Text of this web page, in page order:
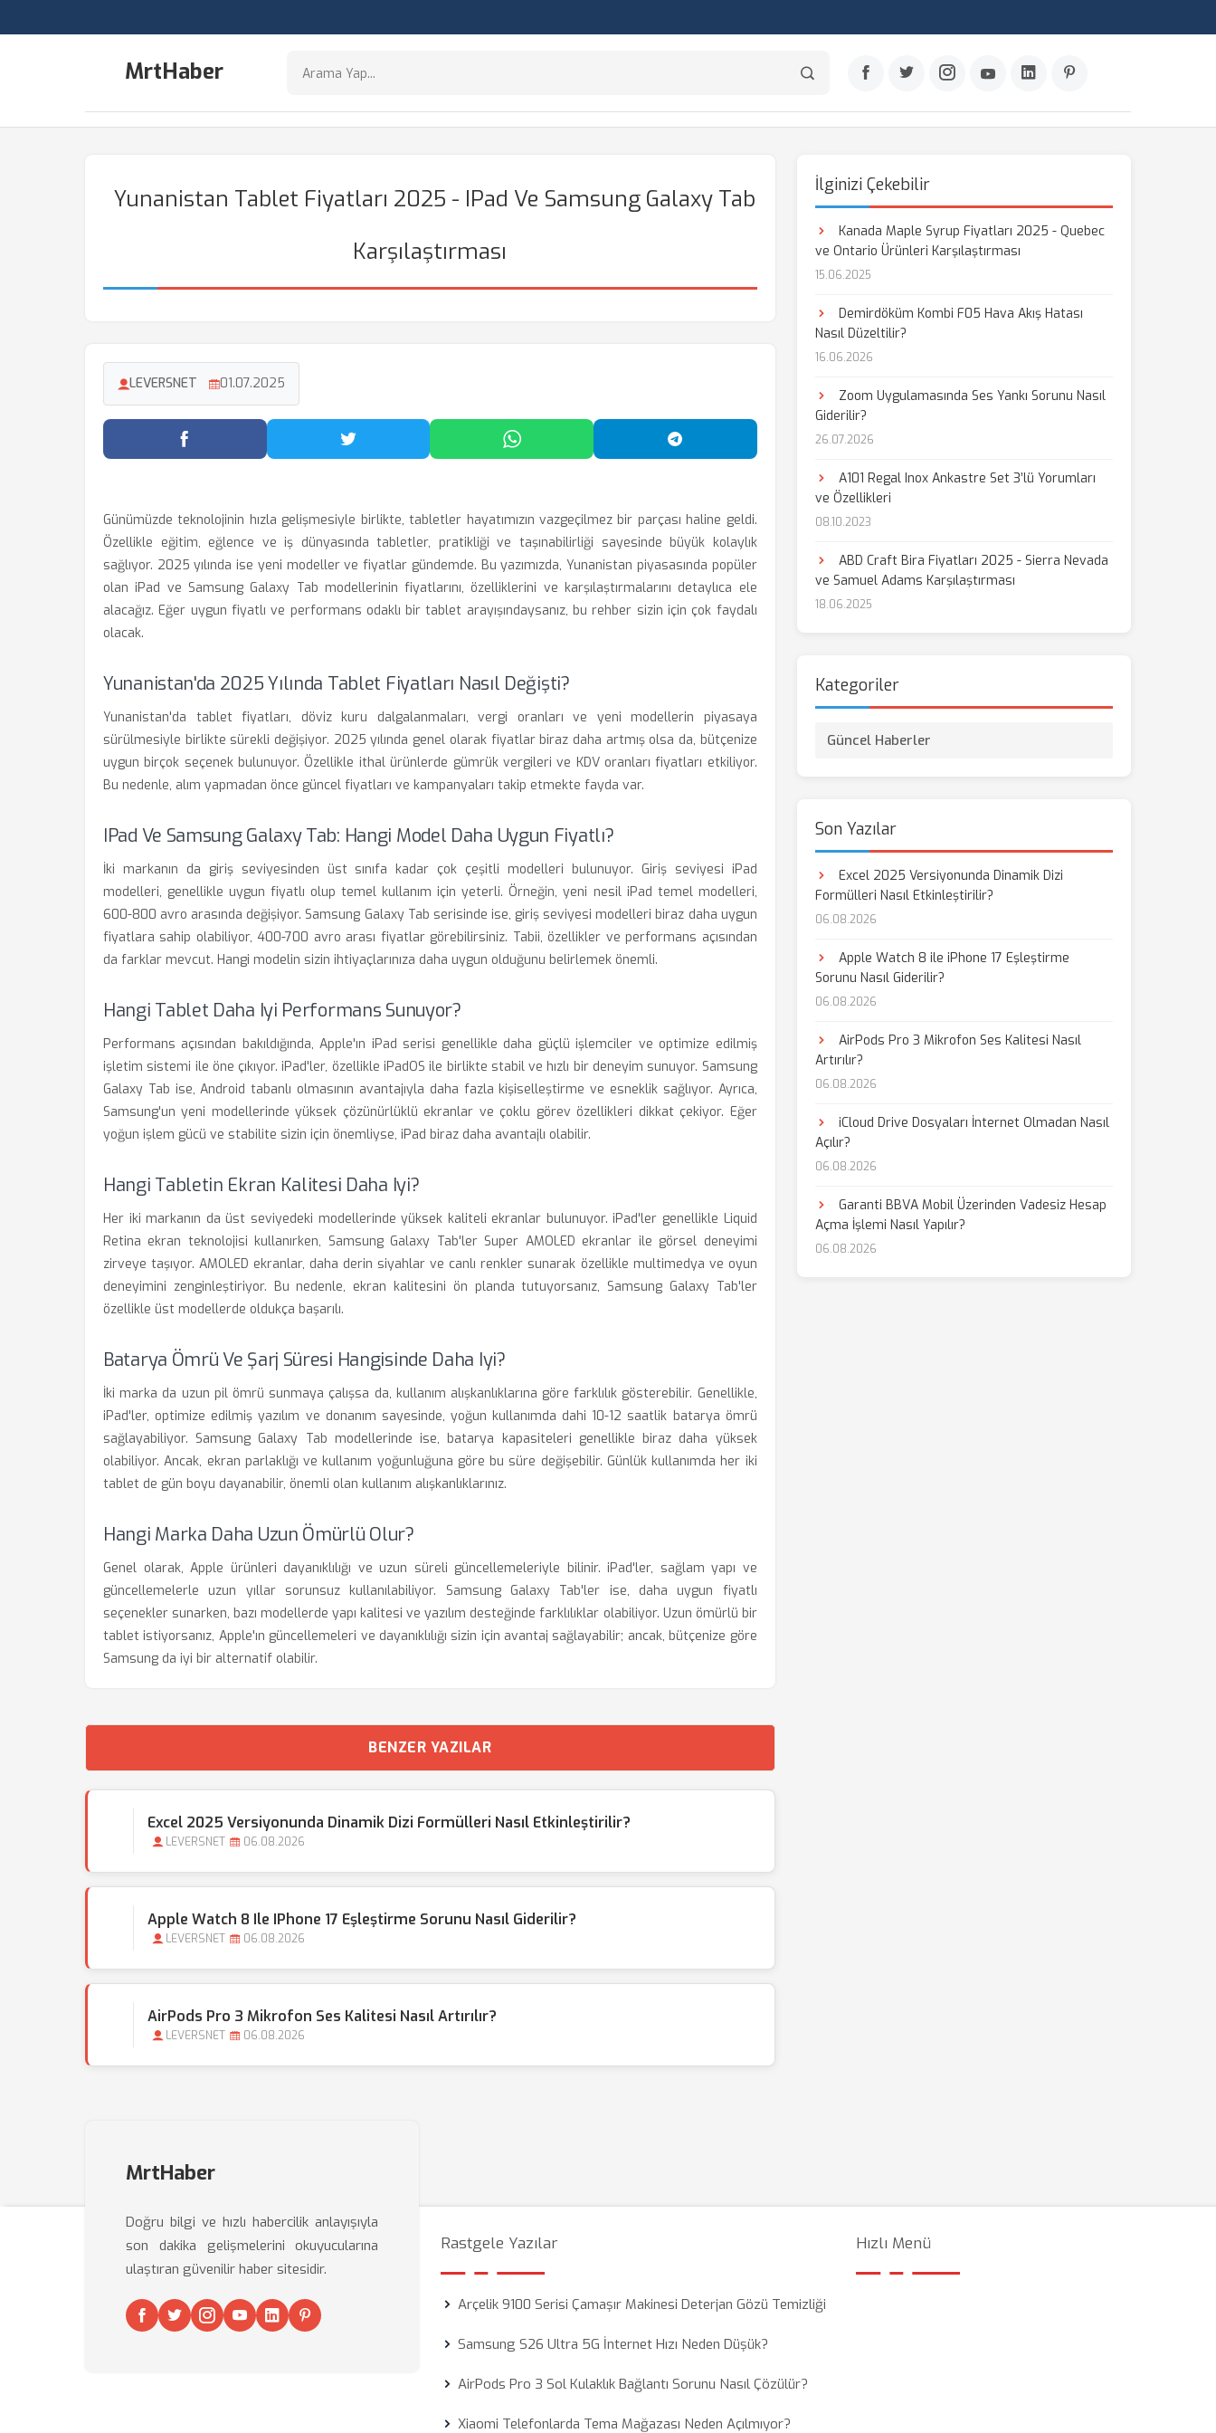
MrtHaber
Yunanistan Tablet Fiyatları 2025 - IPad Ve Samsung Galaxy Tab
Karşılaştırması
LEVERSNET 01.07.2025
Facebook'ta Paylaş Twitter'da Paylaş WhatsApp'ta Paylaş Telegram'da Paylaş
Günümüzde teknolojinin hızla gelişmesiyle birlikte, tabletler hayatımızın vazgeçilmez bir parçası haline geldi.
Özellikle eğitim, eğlence ve iş dünyasında tabletler, pratikliği ve taşınabilirliği sayesinde büyük kolaylık
sağlıyor. 2025 yılında ise yeni modeller ve fiyatlar gündemde. Bu yazımızda, Yunanistan piyasasında popüler
olan iPad ve Samsung Galaxy Tab modellerinin fiyatlarını, özelliklerini ve karşılaştırmalarını detaylıca ele
alacağız. Eğer uygun fiyatlı ve performans odaklı bir tablet arayışındaysanız, bu rehber sizin için çok faydalı
olacak.
Yunanistan'da 2025 Yılında Tablet Fiyatları Nasıl Değişti?
Yunanistan'da tablet fiyatları, döviz kuru dalgalanmaları, vergi oranları ve yeni modellerin piyasaya
sürülmesiyle birlikte sürekli değişiyor. 2025 yılında genel olarak fiyatlar biraz daha artmış olsa da, bütçenize
uygun birçok seçenek bulunuyor. Özellikle ithal ürünlerde gümrük vergileri ve KDV oranları fiyatları etkiliyor.
Bu nedenle, alım yapmadan önce güncel fiyatları ve kampanyaları takip etmekte fayda var.
IPad Ve Samsung Galaxy Tab: Hangi Model Daha Uygun Fiyatlı?
İki markanın da giriş seviyesinden üst sınıfa kadar çok çeşitli modelleri bulunuyor. Giriş seviyesi iPad
modelleri, genellikle uygun fiyatlı olup temel kullanım için yeterli. Örneğin, yeni nesil iPad temel modelleri,
600-800 avro arasında değişiyor. Samsung Galaxy Tab serisinde ise, giriş seviyesi modelleri biraz daha uygun
fiyatlara sahip olabiliyor, 400-700 avro arası fiyatlar görebilirsiniz. Tabii, özellikler ve performans açısından
da farklar mevcut. Hangi modelin sizin ihtiyaçlarınıza daha uygun olduğunu belirlemek önemli.
Hangi Tablet Daha Iyi Performans Sunuyor?
Performans açısından bakıldığında, Apple'ın iPad serisi genellikle daha güçlü işlemciler ve optimize edilmiş
işletim sistemi ile öne çıkıyor. iPad'ler, özellikle iPadOS ile birlikte stabil ve hızlı bir deneyim sunuyor. Samsung
Galaxy Tab ise, Android tabanlı olmasının avantajıyla daha fazla kişiselleştirme ve esneklik sağlıyor. Ayrıca,
Samsung'un yeni modellerinde yüksek çözünürlüklü ekranlar ve çoklu görev özellikleri dikkat çekiyor. Eğer
yoğun işlem gücü ve stabilite sizin için önemliyse, iPad biraz daha avantajlı olabilir.
Hangi Tabletin Ekran Kalitesi Daha Iyi?
Her iki markanın da üst seviyedeki modellerinde yüksek kaliteli ekranlar bulunuyor. iPad'ler genellikle Liquid
Retina ekran teknolojisi kullanırken, Samsung Galaxy Tab'ler Super AMOLED ekranlar ile görsel deneyimi
zirveye taşıyor. AMOLED ekranlar, daha derin siyahlar ve canlı renkler sunarak özellikle multimedya ve oyun
deneyimini zenginleştiriyor. Bu nedenle, ekran kalitesini ön planda tutuyorsanız, Samsung Galaxy Tab'ler
özellikle üst modellerde oldukça başarılı.
Batarya Ömrü Ve Şarj Süresi Hangisinde Daha Iyi?
İki marka da uzun pil ömrü sunmaya çalışsa da, kullanım alışkanlıklarına göre farklılık gösterebilir. Genellikle,
iPad'ler, optimize edilmiş yazılım ve donanım sayesinde, yoğun kullanımda dahi 10-12 saatlik batarya ömrü
sağlayabiliyor. Samsung Galaxy Tab modellerinde ise, batarya kapasiteleri genellikle biraz daha yüksek
olabiliyor. Ancak, ekran parlaklığı ve kullanım yoğunluğuna göre bu süre değişebilir. Günlük kullanımda her iki
tablet de gün boyu dayanabilir, önemli olan kullanım alışkanlıklarınız.
Hangi Marka Daha Uzun Ömürlü Olur?
Genel olarak, Apple ürünleri dayanıklılığı ve uzun süreli güncellemeleriyle bilinir. iPad'ler, sağlam yapı ve
güncellemelerle uzun yıllar sorunsuz kullanılabiliyor. Samsung Galaxy Tab'ler ise, daha uygun fiyatlı
seçenekler sunarken, bazı modellerde yapı kalitesi ve yazılım desteğinde farklılıklar olabiliyor. Uzun ömürlü bir
tablet istiyorsanız, Apple'ın güncellemeleri ve dayanıklılığı sizin için avantaj sağlayabilir; ancak, bütçenize göre
Samsung da iyi bir alternatif olabilir.
BENZER YAZILAR
Excel 2025 Versiyonunda Dinamik Dizi Formülleri Nasıl Etkinleştirilir?
LEVERSNET 06.08.2026
Apple Watch 8 Ile IPhone 17 Eşleştirme Sorunu Nasıl Giderilir?
LEVERSNET 06.08.2026
AirPods Pro 3 Mikrofon Ses Kalitesi Nasıl Artırılır?
LEVERSNET 06.08.2026
İlginizi Çekebilir
Kanada Maple Syrup Fiyatları 2025 - Quebec
ve Ontario Ürünleri Karşılaştırması
15.06.2025
Demirdöküm Kombi F05 Hava Akış Hatası
Nasıl Düzeltilir?
16.06.2026
Zoom Uygulamasında Ses Yankı Sorunu Nasıl
Giderilir?
26.07.2026
A101 Regal Inox Ankastre Set 3’lü Yorumları
ve Özellikleri
08.10.2023
ABD Craft Bira Fiyatları 2025 - Sierra Nevada
ve Samuel Adams Karşılaştırması
18.06.2025
Kategoriler
Güncel Haberler
Son Yazılar
Excel 2025 Versiyonunda Dinamik Dizi
Formülleri Nasıl Etkinleştirilir?
06.08.2026
Apple Watch 8 ile iPhone 17 Eşleştirme
Sorunu Nasıl Giderilir?
06.08.2026
AirPods Pro 3 Mikrofon Ses Kalitesi Nasıl
Artırılır?
06.08.2026
iCloud Drive Dosyaları İnternet Olmadan Nasıl
Açılır?
06.08.2026
Garanti BBVA Mobil Üzerinden Vadesiz Hesap
Açma İşlemi Nasıl Yapılır?
06.08.2026
MrtHaber
Doğru bilgi ve hızlı habercilik anlayışıyla
son dakika gelişmelerini okuyucularına
ulaştıran güvenilir haber sitesidir.
Rastgele Yazılar
Arçelik 9100 Serisi Çamaşır Makinesi Deterjan Gözü Temizliği
Samsung S26 Ultra 5G İnternet Hızı Neden Düşük?
AirPods Pro 3 Sol Kulaklık Bağlantı Sorunu Nasıl Çözülür?
Xiaomi Telefonlarda Tema Mağazası Neden Açılmıyor?
Hızlı Menü